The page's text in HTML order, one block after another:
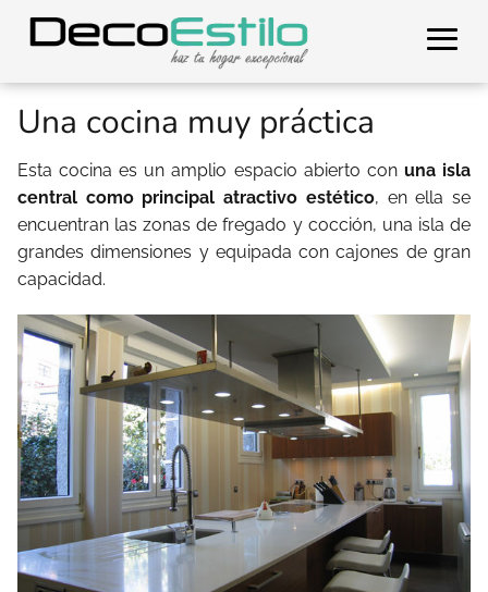
Una cocina muy práctica
Esta cocina es un amplio espacio abierto conuna isla
central como principal atractivo estético, en ella se
encuentran las zonas de fregado y cocción, una isla de
grandes dimensiones y equipada con cajones de gran
capacidad.